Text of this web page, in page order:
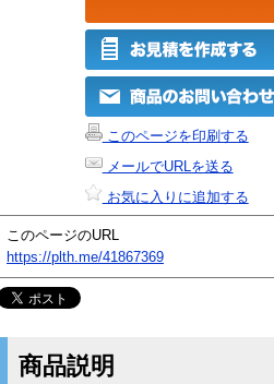
このページを印刷する
メールでURLを送る
お気に入りに追加する
このページのURL
https://plth.me/41867369
商品説明